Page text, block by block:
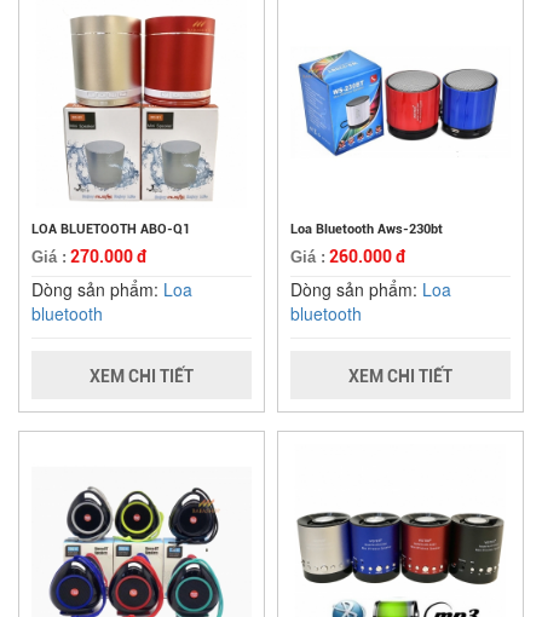
LOA BLUETOOTH ABO-Q1
Giá : 270.000 đ
Dòng sản phẩm: Loa
bluetooth
XEM CHI TIẾT
Loa Bluetooth Aws-230bt
Giá : 260.000 đ
Dòng sản phẩm: Loa
bluetooth
XEM CHI TIẾT